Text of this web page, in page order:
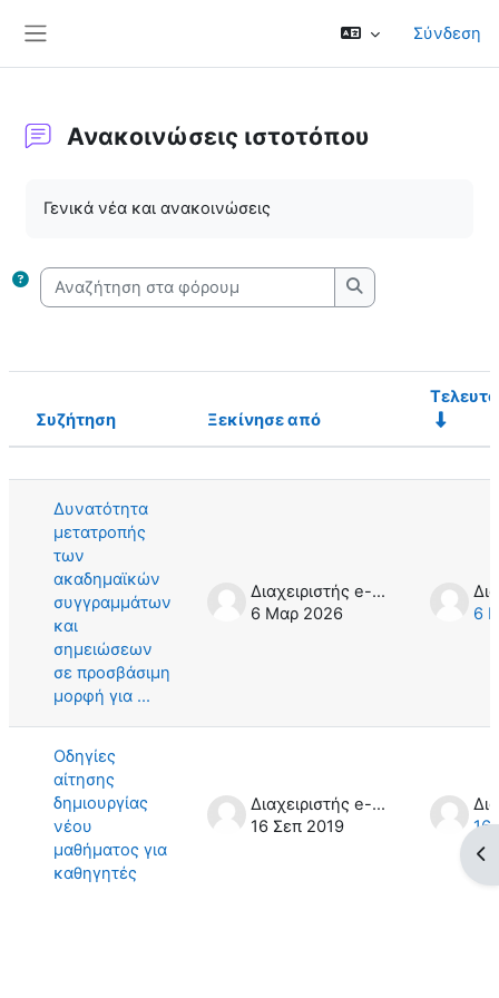
Σύνδεση
Ανακοινώσεις ιστοτόπου
Γενικά νέα και ανακοινώσεις
Αναζήτηση στα φόρουμ
Αναζήτηση στα
Κατάσταση
Συζήτηση Ξεκίνησε από
Δυνατότητα
μετατροπής
των
ακαδημαϊκών
συγγραμμάτων
και
σημειώσεων
σε προσβάσιμη
μορφή για ...
Διαχειριστής e-Learning
6 Μαρ 2026
6
Οδηγίες
αίτησης
δημιουργίας
νέου
μαθήματος για
καθηγητές
Διαχειριστής e-Learning
16 Σεπ 2019
16